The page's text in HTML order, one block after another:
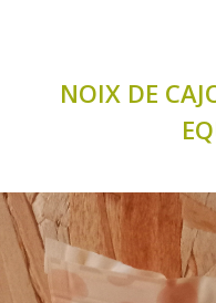
NOIX DE